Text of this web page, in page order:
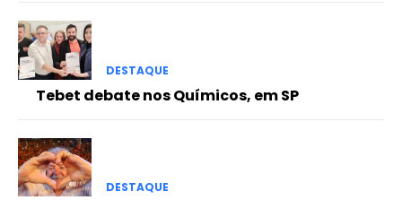
DESTAQUE
Tebet debate nos Químicos, em SP
DESTAQUE